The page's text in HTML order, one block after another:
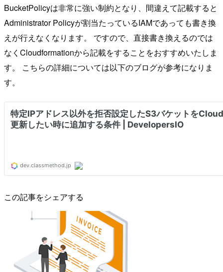
BucketPolicyは非常に強い制約となり、間違えて記載すると
Administrator Policyが割当たっているIAMであっても書き換
えが行えなくなります。 ですので、直接書き換えるのでは
なくCloudformationから記載をすることをおすすめいたしま
す。 こちらの詳細については以下のブログが参考になりま
す。
この記事をシェアする